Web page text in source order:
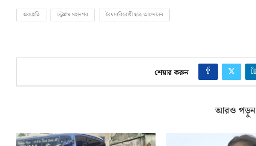
অব্যাহতি চট্টগ্রাম মহানগর বৈষম্যবিরোধী ছাত্র আন্দোলন
শেয়ার করুন
আরও পড়ুন